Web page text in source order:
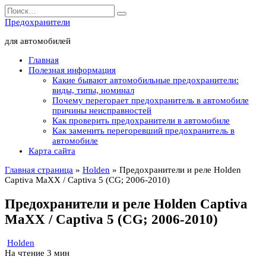
Перейти
к
содержанию
Search
for:
Предохранители
для автомобилей
Главная
Полезная информация
Какие бывают автомобильные предохранители:
виды, типы, номинал
Почему перегорает предохранитель в автомобиле
причины неисправностей
Как проверить предохранители в автомобиле
Как заменить перегоревший предохранитель в
автомобиле
Карта сайта
Главная страница » Holden » Предохранители и реле Holden
Captiva MaXX / Captiva 5 (CG; 2006-2010)
Предохранители и реле Holden Captiva
MaXX / Captiva 5 (CG; 2006-2010)
Holden
На чтение 3 мин